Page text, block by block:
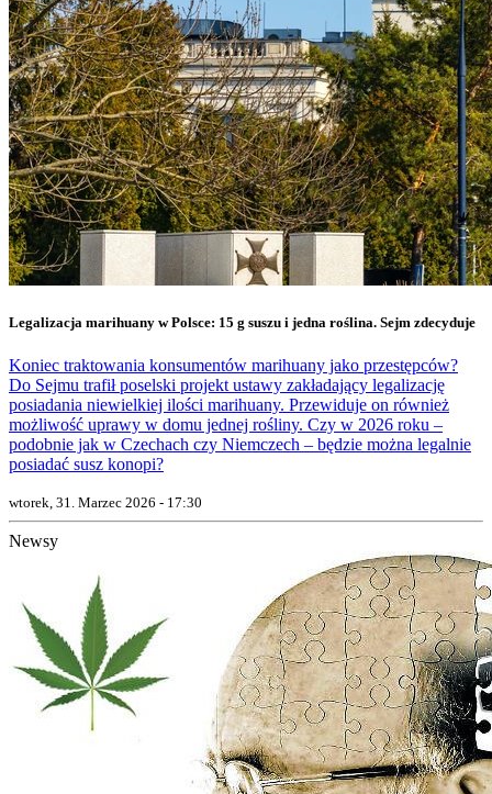
Legalizacja marihuany w Polsce: 15 g suszu i jedna roślina. Sejm zdecyduje
Koniec traktowania konsumentów marihuany jako przestępców?
Do Sejmu trafił poselski projekt ustawy zakładający legalizację
posiadania niewielkiej ilości marihuany. Przewiduje on również
możliwość uprawy w domu jednej rośliny. Czy w 2026 roku –
podobnie jak w Czechach czy Niemczech – będzie można legalnie
posiadać susz konopi?
wtorek, 31. Marzec 2026 - 17:30
Newsy